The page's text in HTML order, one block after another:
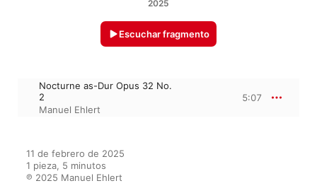
2025
Escuchar fragmento
Nocturne as-Dur Opus 32 No.
2
Manuel Ehlert
5:07
11 de febrero de 2025
1 pieza, 5 minutos
℗ 2025 Manuel Ehlert